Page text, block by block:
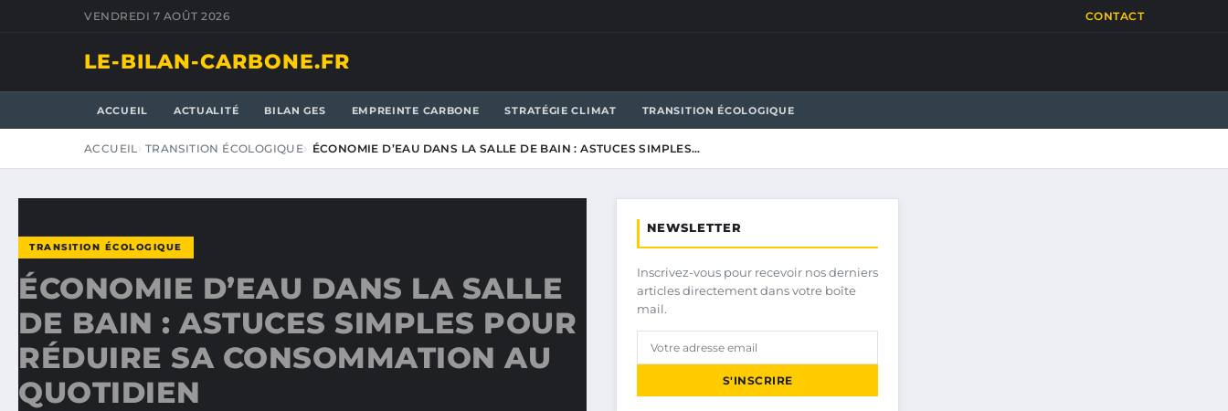
VENDREDI 7 AOÛT 2026 CONTACT
LE-BILAN-CARBONE.FR
ACCUEIL ACTUALITÉ BILAN GES EMPREINTE CARBONE STRATÉGIE CLIMAT TRANSITION ÉCOLOGIQUE
ACCUEIL TRANSITION ÉCOLOGIQUE ÉCONOMIE D’EAU DANS LA SALLE DE BAIN : ASTUCES SIMPLES…
TRANSITION ÉCOLOGIQUE
ÉCONOMIE D’EAU DANS LA SALLE
DE BAIN : ASTUCES SIMPLES POUR
RÉDUIRE SA CONSOMMATION AU
QUOTIDIEN
NEWSLETTER
Inscrivez-vous pour recevoir nos derniers
articles directement dans votre boîte
mail.
S'INSCRIRE